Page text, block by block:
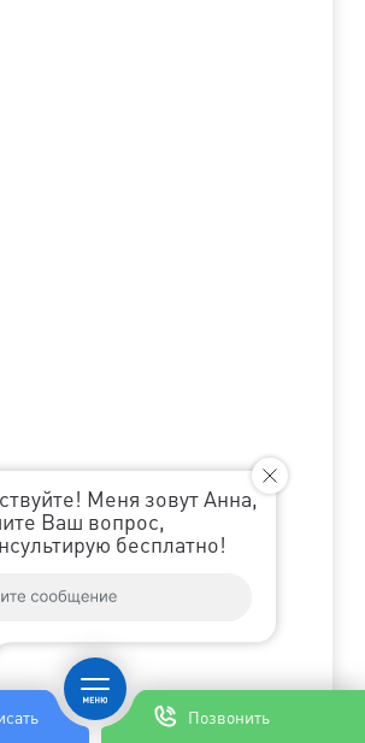
Позвонить
Меня зовут Анна,
Ваш вопрос,
бесплатно!